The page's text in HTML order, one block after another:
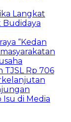
Langkat
Budidaya
“Kedan
TJSL Rp 706
Isu di Media